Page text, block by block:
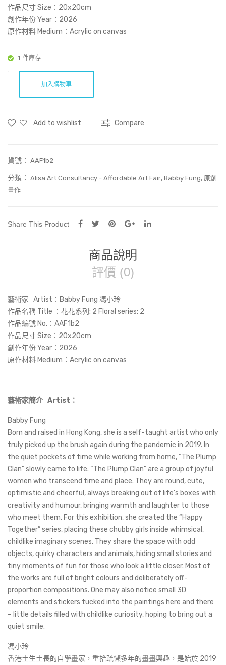
作品尺寸 Size：20x20cm
創作年份 Year：2026
原作材料 Medium：Acrylic on canvas
1 件庫存
加入購物車
Add to wishlist Compare
貨號： AAF1b2
分類： Alisa Art Consultancy - Affordable Art Fair, Babby Fung, 原創
畫作
Share This Product
商品說明
評價 (0)
藝術家 Artist：Babby Fung 馮小玲
作品名稱 Title ：花花系列: 2 Floral series: 2
作品編號 No.：AAF1b2
作品尺寸 Size：20x20cm
創作年份 Year：2026
原作材料 Medium：Acrylic on canvas
藝術家簡介 Artist：
Babby Fung
Born and raised in Hong Kong, she is a self-taught artist who only
truly picked up the brush again during the pandemic in 2019. In
the quiet pockets of time while working from home, “The Plump
Clan” slowly came to life. “The Plump Clan” are a group of joyful
women who transcend time and place. They are round, cute,
optimistic and cheerful, always breaking out of life’s boxes with
creativity and humour, bringing warmth and laughter to those
who meet them. For this exhibition, she created the “Happy
Together” series, placing these chubby girls inside whimsical,
childlike imaginary scenes. They share the space with odd
objects, quirky characters and animals, hiding small stories and
tiny moments of fun for those who look a little closer. Most of
the works are full of bright colours and deliberately off-
proportion compositions. One may also notice small 3D
elements and stickers tucked into the paintings here and there
– little details filled with childlike curiosity, hoping to bring out a
quiet smile.
馮小玲
香港土生土長的自學畫家，重拾疏懶多年的畫畫興趣，是始於 2019